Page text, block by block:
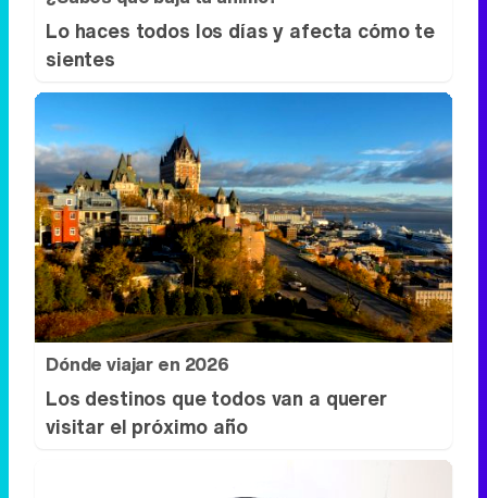
Lo haces todos los días y afecta cómo te
sientes
Dónde viajar en 2026
Los destinos que todos van a querer
visitar el próximo año